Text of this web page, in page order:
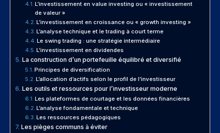
L’investissement en value investing ou « investissement
de valeur »
L’investissement en croissance ou « growth investing »
L’analyse technique et le trading à court terme
Le swing trading : une stratégie intermédiaire
L’investissement en dividendes
La construction d’un portefeuille équilibré et diversifié
Principes de diversification
L’allocation d’actifs selon le profil de l’investisseur
Les outils et ressources pour l’investisseur moderne
Les plateformes de courtage et les données financières
L’analyse fondamentale et technique
Les ressources pédagogiques
Les pièges communs à éviter